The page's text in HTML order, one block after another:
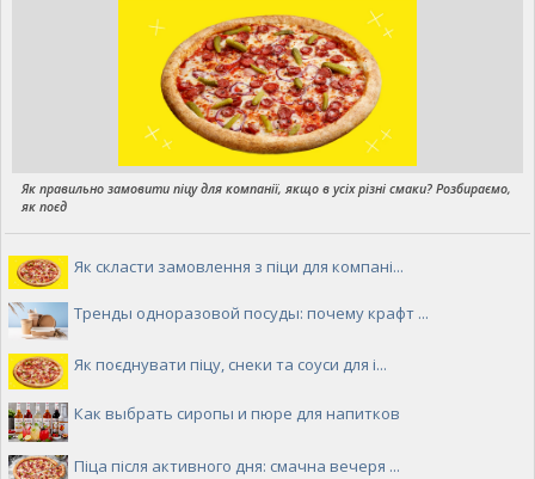
Як правильно замовити піцу для компанії, якщо в усіх різні смаки? Розбираємо,
як поєд
Як скласти замовлення з піци для компані...
Тренды одноразовой посуды: почему крафт ...
Як поєднувати піцу, снеки та соуси для і...
Как выбрать сиропы и пюре для напитков
Піца після активного дня: смачна вечеря ...